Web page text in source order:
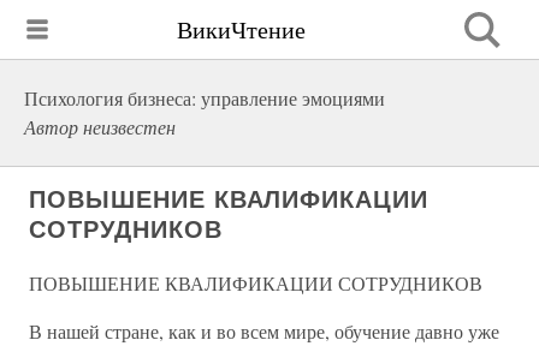
ВикиЧтение
Психология бизнеса: управление эмоциями
Автор неизвестен
ПОВЫШЕНИЕ КВАЛИФИКАЦИИ
СОТРУДНИКОВ
ПОВЫШЕНИЕ КВАЛИФИКАЦИИ СОТРУДНИКОВ
В нашей стране, как и во всем мире, обучение давно уже